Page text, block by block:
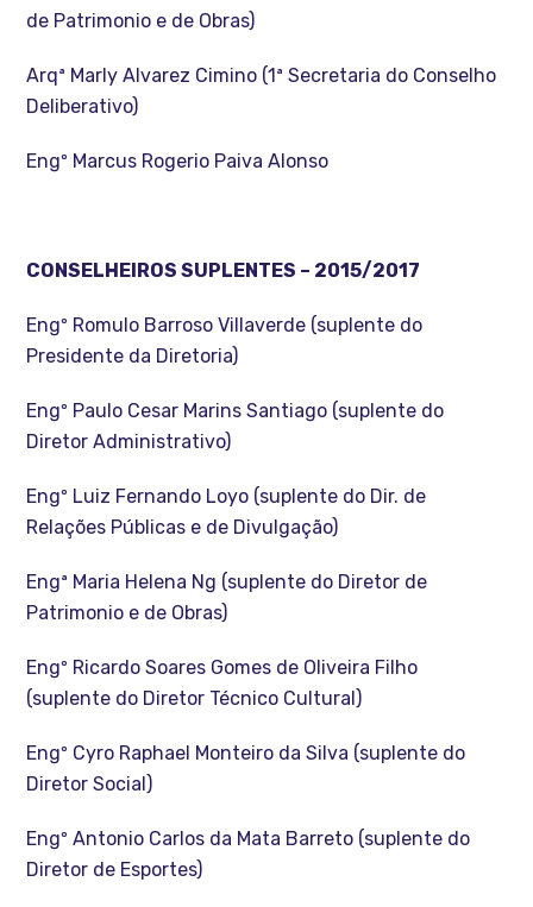
de Patrimonio e de Obras)
Arqª Marly Alvarez Cimino (1ª Secretaria do Conselho
Deliberativo)
Engº Marcus Rogerio Paiva Alonso
CONSELHEIROS SUPLENTES – 2015/2017
Engº Romulo Barroso Villaverde (suplente do
Presidente da Diretoria)
Engº Paulo Cesar Marins Santiago (suplente do
Diretor Administrativo)
Engº Luiz Fernando Loyo (suplente do Dir. de
Relações Públicas e de Divulgação)
Engª Maria Helena Ng (suplente do Diretor de
Patrimonio e de Obras)
Engº Ricardo Soares Gomes de Oliveira Filho
(suplente do Diretor Técnico Cultural)
Engº Cyro Raphael Monteiro da Silva (suplente do
Diretor Social)
Engº Antonio Carlos da Mata Barreto (suplente do
Diretor de Esportes)